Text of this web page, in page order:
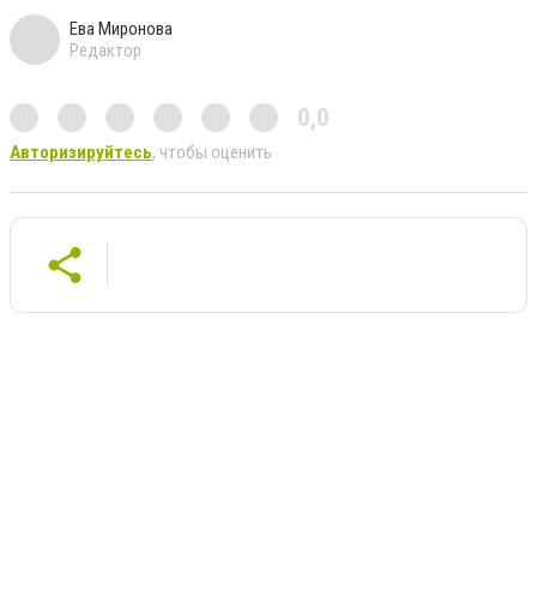
Ева Миронова
Редактор
0,0
Авторизируйтесь, чтобы оценить